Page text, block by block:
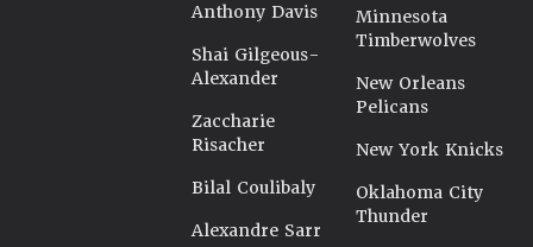
Anthony Davis
Shai Gilgeous-
Alexander
Zaccharie
Risacher
Bilal Coulibaly
Alexandre Sarr
Minnesota
Timberwolves
New Orleans
Pelicans
New York Knicks
Oklahoma City
Thunder